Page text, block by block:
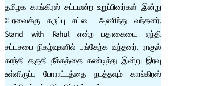
தமிழக காங்கிரஸ் சட்டமன்ற உறுப்பினர்கள் இன்று
பேரவைக்கு கருப்பு சட்டை அணிந்து வந்தனர்.
Stand with Rahul என்ற பதாகையை ஏந்தி
சட்டசபை நிகழ்வுகளில் பங்கேற்க வந்தனர். ராகுல்
காந்தி தகுதி நீக்கத்தை கண்டித்து இன்று இரவு
உள்ளிருப்பு போராட்டத்தை நடத்தவும் காங்கிரஸ்